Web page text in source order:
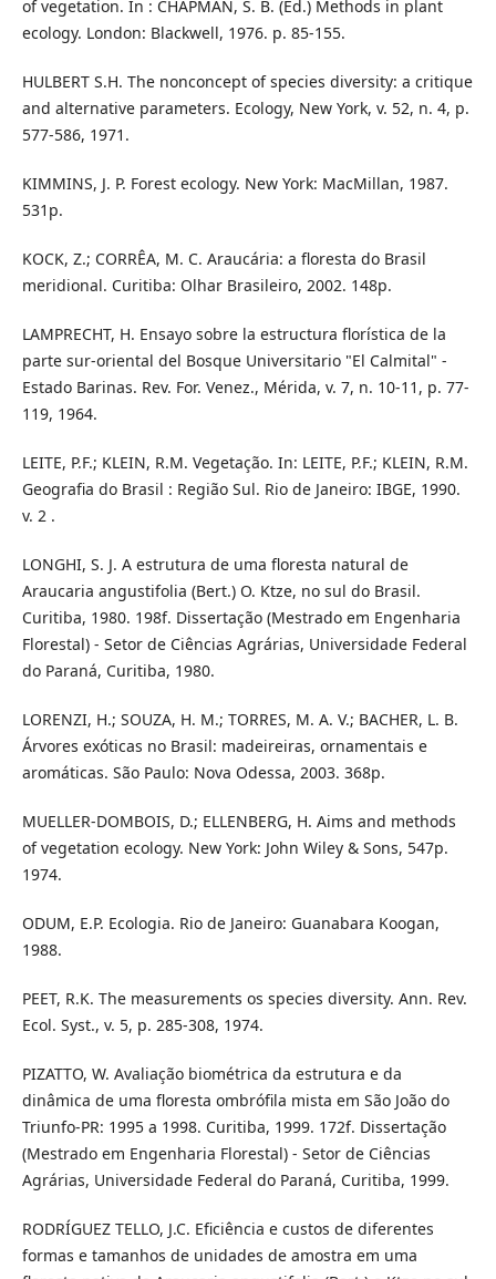
of vegetation. In : CHAPMAN, S. B. (Ed.) Methods in plant
ecology. London: Blackwell, 1976. p. 85-155.
HULBERT S.H. The nonconcept of species diversity: a critique
and alternative parameters. Ecology, New York, v. 52, n. 4, p.
577-586, 1971.
KIMMINS, J. P. Forest ecology. New York: MacMillan, 1987.
531p.
KOCK, Z.; CORRÊA, M. C. Araucária: a floresta do Brasil
meridional. Curitiba: Olhar Brasileiro, 2002. 148p.
LAMPRECHT, H. Ensayo sobre la estructura florística de la
parte sur-oriental del Bosque Universitario "El Calmital" -
Estado Barinas. Rev. For. Venez., Mérida, v. 7, n. 10-11, p. 77-
119, 1964.
LEITE, P.F.; KLEIN, R.M. Vegetação. In: LEITE, P.F.; KLEIN, R.M.
Geografia do Brasil : Região Sul. Rio de Janeiro: IBGE, 1990.
v. 2 .
LONGHI, S. J. A estrutura de uma floresta natural de
Araucaria angustifolia (Bert.) O. Ktze, no sul do Brasil.
Curitiba, 1980. 198f. Dissertação (Mestrado em Engenharia
Florestal) - Setor de Ciências Agrárias, Universidade Federal
do Paraná, Curitiba, 1980.
LORENZI, H.; SOUZA, H. M.; TORRES, M. A. V.; BACHER, L. B.
Árvores exóticas no Brasil: madeireiras, ornamentais e
aromáticas. São Paulo: Nova Odessa, 2003. 368p.
MUELLER-DOMBOIS, D.; ELLENBERG, H. Aims and methods
of vegetation ecology. New York: John Wiley & Sons, 547p.
1974.
ODUM, E.P. Ecologia. Rio de Janeiro: Guanabara Koogan,
1988.
PEET, R.K. The measurements os species diversity. Ann. Rev.
Ecol. Syst., v. 5, p. 285-308, 1974.
PIZATTO, W. Avaliação biométrica da estrutura e da
dinâmica de uma floresta ombrófila mista em São João do
Triunfo-PR: 1995 a 1998. Curitiba, 1999. 172f. Dissertação
(Mestrado em Engenharia Florestal) - Setor de Ciências
Agrárias, Universidade Federal do Paraná, Curitiba, 1999.
RODRÍGUEZ TELLO, J.C. Eficiência e custos de diferentes
formas e tamanhos de unidades de amostra em uma